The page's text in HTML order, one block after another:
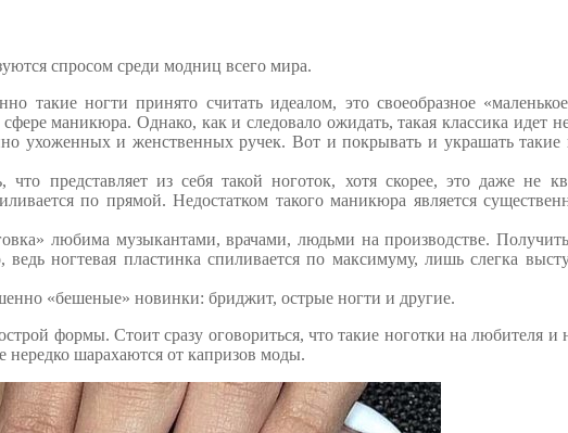
спросом среди модниц всего мира.
такие ногти принято считать идеалом, это своеобразное
маникюра. Однако, как и следовало ожидать, такая классика идет
ухоженных и женственных ручек. Вот и покрывать и украшать такие
представляет из себя такой ноготок, хотя скорее, это даже не
по прямой. Недостатком такого маникюра является
любима музыкантами, врачами, людьми на производстве.
ведь ногтевая пластинка спиливается по максимуму, лишь слегка
«бешеные» новинки: бриджит, острые ногти и другие.
формы. Стоит сразу оговориться, что такие ноготки на любителя и
нередко шарахаются от капризов моды.